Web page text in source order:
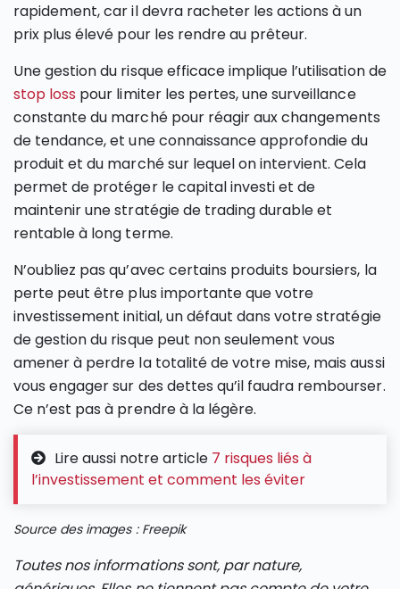
rapidement, car il devra racheter les actions à un
prix plus élevé pour les rendre au prêteur.
Une gestion du risque efficace implique l’utilisation de
stop loss pour limiter les pertes, une surveillance
constante du marché pour réagir aux changements
de tendance, et une connaissance approfondie du
produit et du marché sur lequel on intervient. Cela
permet de protéger le capital investi et de
maintenir une stratégie de trading durable et
rentable à long terme.
N’oubliez pas qu’avec certains produits boursiers, la
perte peut être plus importante que votre
investissement initial, un défaut dans votre stratégie
de gestion du risque peut non seulement vous
amener à perdre la totalité de votre mise, mais aussi
vous engager sur des dettes qu’il faudra rembourser.
Ce n’est pas à prendre à la légère.
Lire aussi notre article 7 risques liés à
l’investissement et comment les éviter
Source des images : Freepik
Toutes nos informations sont, par nature,